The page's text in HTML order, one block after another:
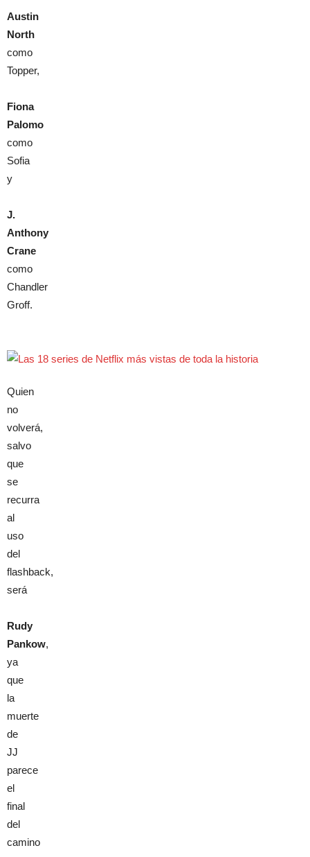
Austin
North
como
Topper,
Fiona
Palomo
como
Sofia
y
J.
Anthony
Crane
como
Chandler
Groff.
Quien
no
volverá,
salvo
que
se
recurra
al
uso
del
flashback,
será
Rudy
Pankow,
ya
que
la
muerte
de
JJ
parece
el
final
del
camino